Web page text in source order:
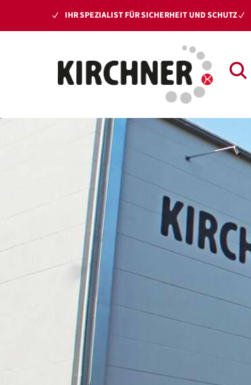
IHR SPEZIALIST FÜR SICHERHEIT UND SCHUTZ